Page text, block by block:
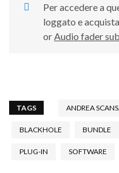
Per accedere a
loggato e
or Audio fader
TAGS ANDREA
BLACKHOLE BUNDLE
PLUG-IN SOFTWARE